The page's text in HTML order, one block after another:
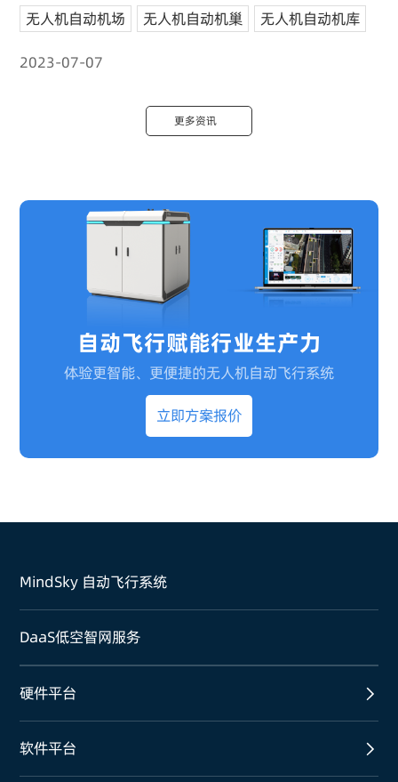
机场呢？
无人机自动机场 无人机自动机巢 无人机自动机库
2023-07-07
更多资讯
自动飞行赋能行业生产力
体验更智能、更便捷的无人机自动飞行系统
立即方案报价
MindSky 自动飞行系统
DaaS低空智网服务
硬件平台
软件平台